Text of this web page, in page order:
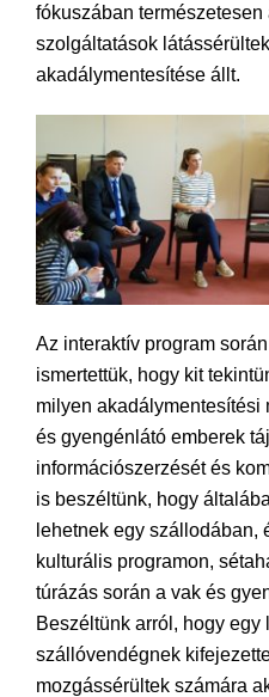
fókuszában
szolgáltatások
akadálymentesítése állt.
Az interaktív program
ismertettük, hogy kit
milyen akadálymentesítési
és gyengénlátó emberek
információszerzését és
is beszéltünk, hogy
lehetnek egy szállodában,
kulturális programon,
túrázás során a vak és
Beszéltünk arról, hogy egy
szállóvendégnek
mozgássérültek számára